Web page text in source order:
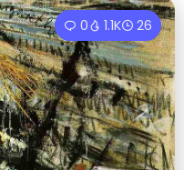
0 1.1K 26